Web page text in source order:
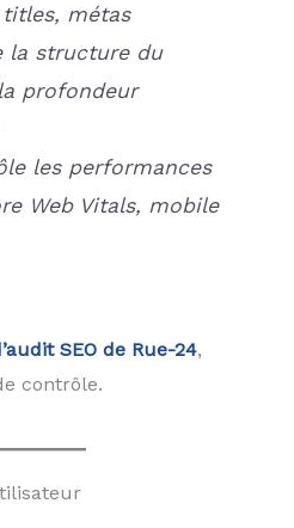
métas
la structure du
profondeur
les performances
Web Vitals, mobile
SEO de Rue-24,
contrôle.